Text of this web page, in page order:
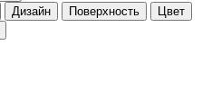
Дизайн Поверхность
Цвет